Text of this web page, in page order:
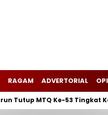
RAGAM ADVERTORIAL
MTQ Ke-53 Tingkat